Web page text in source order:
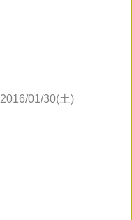
2016/01/30(土)